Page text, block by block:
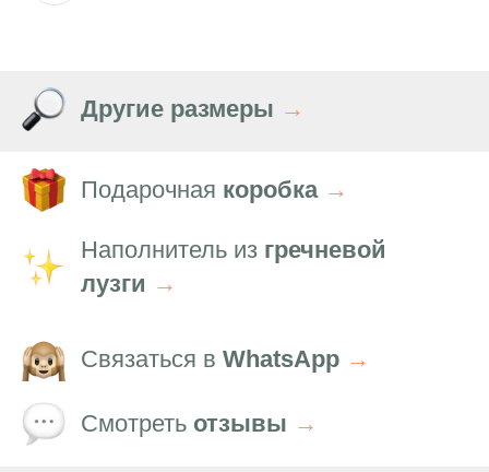
Другие размеры →
Подарочная коробка →
Наполнитель из гречневой
лузги →
Связаться в WhatsApp →
Смотреть отзывы →